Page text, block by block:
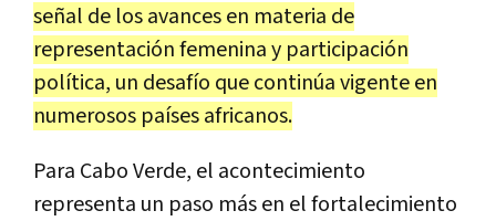
señal de los avances en materia de
representación femenina y participación
política, un desafío que continúa vigente en
numerosos países africanos.
Para Cabo Verde, el acontecimiento
representa un paso más en el fortalecimiento